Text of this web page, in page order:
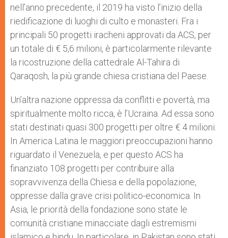
nell’anno precedente, il 2019 ha visto l’inizio della
riedificazione di luoghi di culto e monasteri. Fra i
principali 50 progetti iracheni approvati da ACS, per
un totale di € 5,6 milioni, è particolarmente rilevante
la ricostruzione della cattedrale Al-Tahira di
Qaraqosh, la più grande chiesa cristiana del Paese.
Un’altra nazione oppressa da conflitti e povertà, ma
spiritualmente molto ricca, è l’Ucraina. Ad essa sono
stati destinati quasi 300 progetti per oltre € 4 milioni.
In America Latina le maggiori preoccupazioni hanno
riguardato il Venezuela, e per questo ACS ha
finanziato 108 progetti per contribuire alla
sopravvivenza della Chiesa e della popolazione,
oppresse dalla grave crisi politico-economica. In
Asia, le priorità della fondazione sono state le
comunità cristiane minacciate dagli estremismi